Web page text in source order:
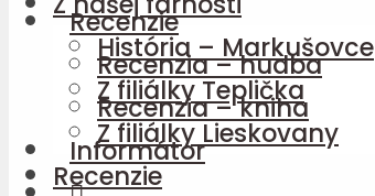
Recenzie
Recenzia – hudba
Recenzia – kniha
Informátor
História – Markušovce
Z filiálky Teplička
Z filiálky Lieskovany
Recenzie